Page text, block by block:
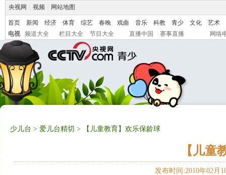
央视网 视频 网站地图
首页 新闻 经济 体育 综艺 春晚 戏曲 音乐 科教 青少 文化
艺术
电视
频道大全 栏目大全 节目大全 直播中国 赛事直播 网络
少儿台 > 爱儿台精切 > 【儿童教育】欢乐保龄球
【儿童
发布时间:2010年02月